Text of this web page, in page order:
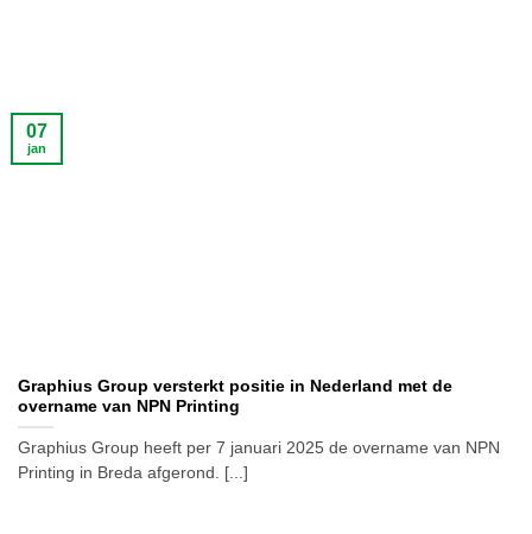
Graphius Group versterkt positie in Nederland met de
overname van NPN Printing
Graphius Group heeft per 7 januari 2025 de overname van NPN
Printing in Breda afgerond. [...]
07
jan